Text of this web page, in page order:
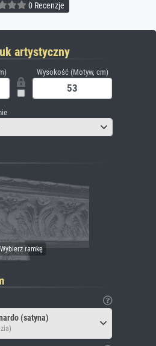
0 Recenzje
artystyczny
Wysokość (Motyw, cm)
(satyna)